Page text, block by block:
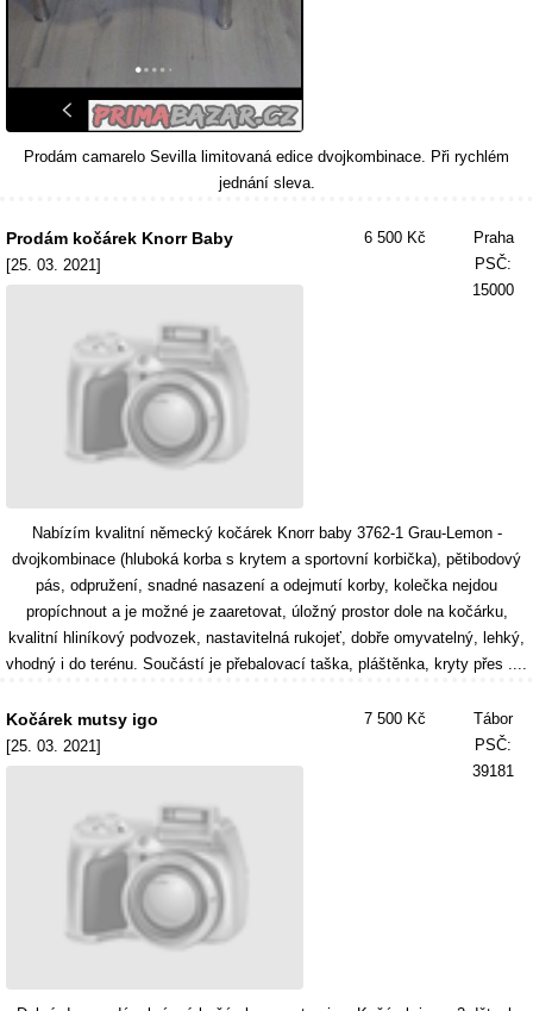
Prodám camarelo Sevilla limitovaná edice dvojkombinace. Při rychlém
jednání sleva.
Prodám kočárek Knorr Baby
[25. 03. 2021]
6 500 Kč
Praha
PSČ:
15000
Nabízím kvalitní německý kočárek Knorr baby 3762-1 Grau-Lemon -
dvojkombinace (hluboká korba s krytem a sportovní korbička), pětibodový
pás, odpružení, snadné nasazení a odejmutí korby, kolečka nejdou
propíchnout a je možné je zaaretovat, úložný prostor dole na kočárku,
kvalitní hliníkový podvozek, nastavitelná rukojeť, dobře omyvatelný, lehký,
vhodný i do terénu. Součástí je přebalovací taška, pláštěnka, kryty přes ....
Kočárek mutsy igo
[25. 03. 2021]
7 500 Kč
Tábor
PSČ:
39181